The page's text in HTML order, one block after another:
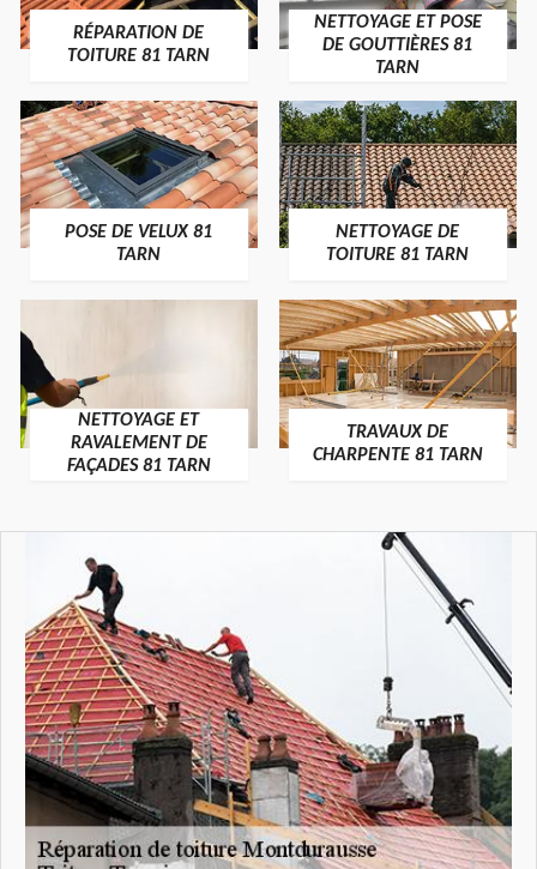
RÉPARATION DE
TOITURE 81 TARN
NETTOYAGE ET POSE
DE GOUTTIÈRES 81
TARN
POSE DE VELUX 81
TARN
NETTOYAGE DE
TOITURE 81 TARN
NETTOYAGE ET
RAVALEMENT DE
FAÇADES 81 TARN
TRAVAUX DE
CHARPENTE 81 TARN